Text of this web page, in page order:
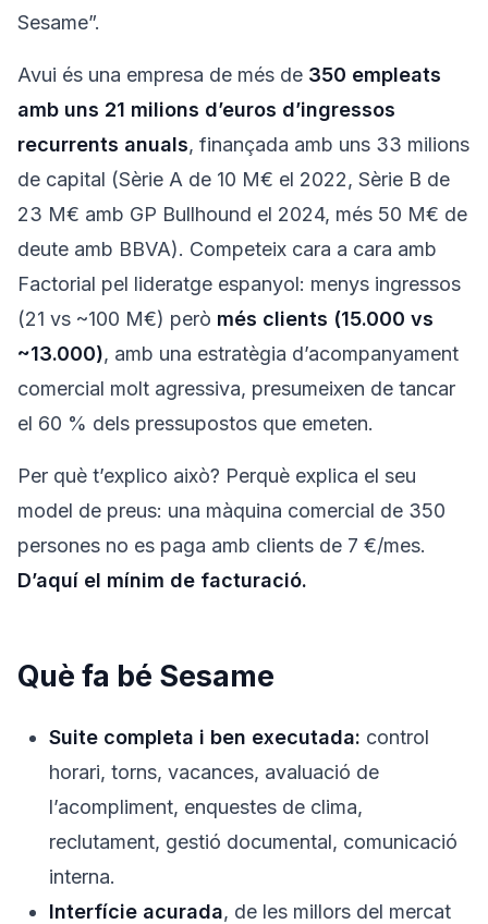
Sesame”.
Avui és una empresa de més de 350 empleats
amb uns 21 milions d’euros d’ingressos
recurrents anuals, finançada amb uns 33 milions
de capital (Sèrie A de 10 M€ el 2022, Sèrie B de
23 M€ amb GP Bullhound el 2024, més 50 M€ de
deute amb BBVA). Competeix cara a cara amb
Factorial pel lideratge espanyol: menys ingressos
(21 vs ~100 M€) però més clients (15.000 vs
~13.000), amb una estratègia d’acompanyament
comercial molt agressiva, presumeixen de tancar
el 60 % dels pressupostos que emeten.
Per què t’explico això? Perquè explica el seu
model de preus: una màquina comercial de 350
persones no es paga amb clients de 7 €/mes.
D’aquí el mínim de facturació.
Què fa bé Sesame
Suite completa i ben executada: control
horari, torns, vacances, avaluació de
l’acompliment, enquestes de clima,
reclutament, gestió documental, comunicació
interna.
Interfície acurada, de les millors del mercat